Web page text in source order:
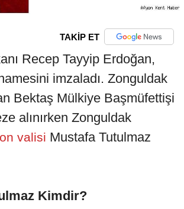
TAKİP ET
Recep Tayyip Erdoğan,
imzaladı. Zonguldak
Bektaş Mülkiye Başmüfettişi
alınırken Zonguldak
valisi Mustafa Tutulmaz
Kimdir?